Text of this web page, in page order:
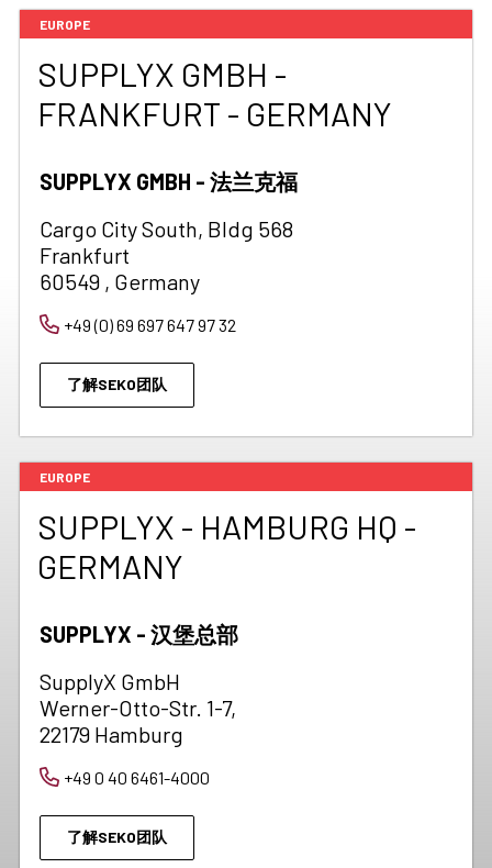
EUROPE
SUPPLYX GMBH -
FRANKFURT - GERMANY
SUPPLYX GMBH - 法兰克福
Cargo City South, Bldg 568
Frankfurt
60549 , Germany
+49 (0) 69 697 647 97 32
了解SEKO团队
EUROPE
SUPPLYX - HAMBURG HQ -
GERMANY
SUPPLYX - 汉堡总部
SupplyX GmbH
Werner-Otto-Str. 1-7,
22179 Hamburg
+49 0 40 6461-4000
了解SEKO团队